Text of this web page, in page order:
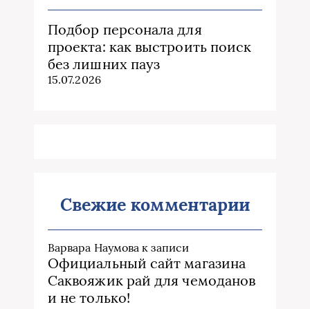
Подбор персонала для
проекта: как выстроить поиск
без лишних пауз
15.07.2026
Свежие комментарии
Варвара Наумова к записи
Официальный сайт магазина
Саквояжик рай для чемоданов
и не только!